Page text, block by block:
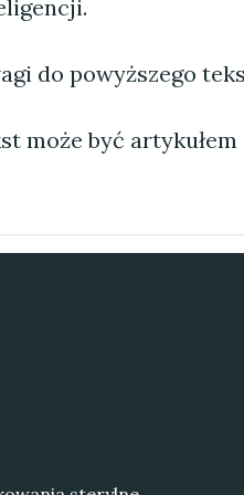
do powyższego
może być